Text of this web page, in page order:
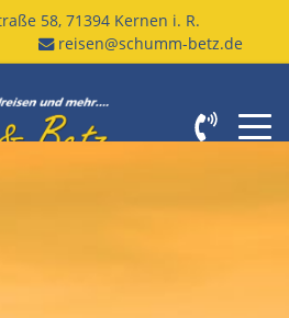
58, 71394 Kernen i. R.
reisen@schumm-betz.de